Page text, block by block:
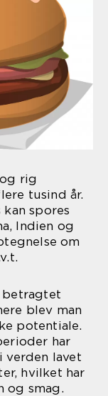
rig
tusind år.
spores
Indien og
om
blev man
potentiale.
har
verden lavet
hvilket har
og smag.